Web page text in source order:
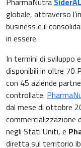
Oncologia
Medicina
Nutrizione
Ortopedia e
Pediatria
Minerali e
Muscoli e
News &
Nutrizione
Prodotti
globale, attraverso
business e il
in essere.
In termini di sviluppo
disponibili in oltre 70
con 45 aziende
controllate:
dal mese di ottobre
commercializzazione
negli Stati Uniti, e
diretta sul territorio